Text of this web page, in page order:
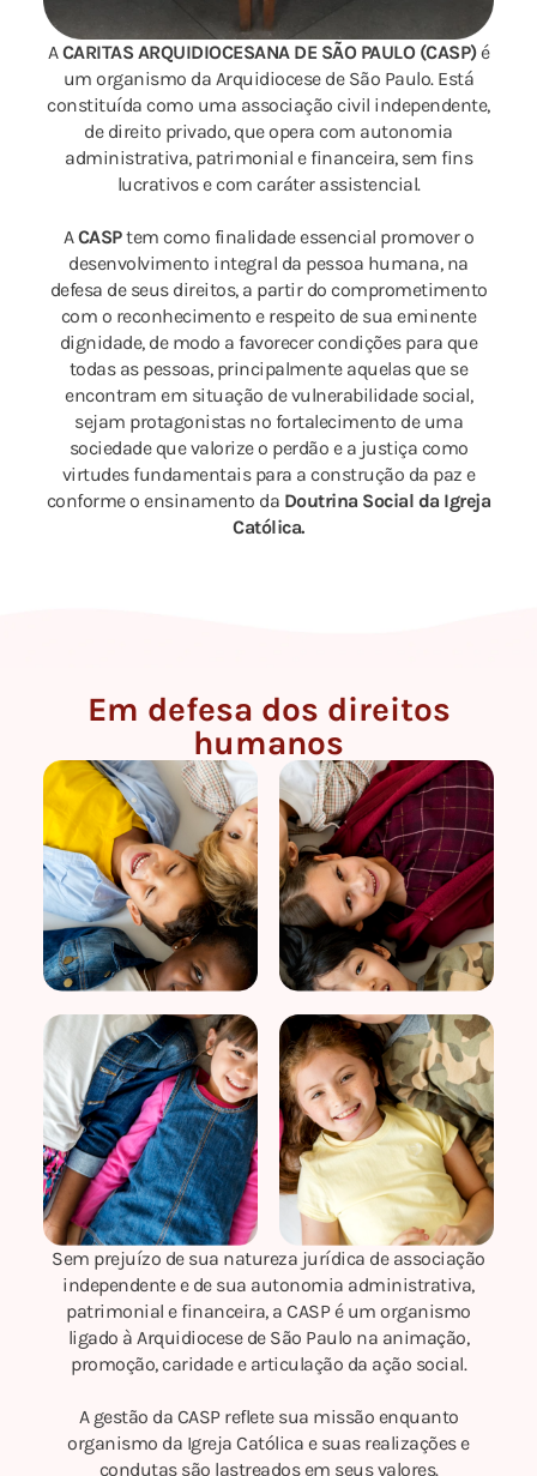
ACARITAS ARQUIDIOCESANA DE SÃO PAULO (CASP)é
um organismo da Arquidiocese de São Paulo. Está
constituída como uma associação civil independente,
de direito privado, que opera com autonomia
administrativa, patrimonial e financeira, sem fins
lucrativos e com caráter assistencial.
ACASPtem como finalidade essencial promover o
desenvolvimento integral da pessoa humana, na
defesa de seus direitos, a partir do comprometimento
com o reconhecimento e respeito de sua eminente
dignidade, de modo a favorecer condições para que
todas as pessoas, principalmente aquelas que se
encontram em situação de vulnerabilidade social,
sejam protagonistas no fortalecimento de uma
sociedade que valorize o perdão e a justiça como
virtudes fundamentais para a construção da paz e
conforme o ensinamento da Doutrina Social da Igreja
Católica.
Em defesa dos direitos
humanos
Sem prejuízo de sua natureza jurídica de associação
independente e de sua autonomia administrativa,
patrimonial e financeira, a CASP é um organismo
ligado à Arquidiocese de São Paulo na animação,
promoção, caridade e articulação da ação social.
A gestão da CASP reflete sua missão enquanto
organismo da Igreja Católica e suas realizações e
condutas são lastreados em seus valores.